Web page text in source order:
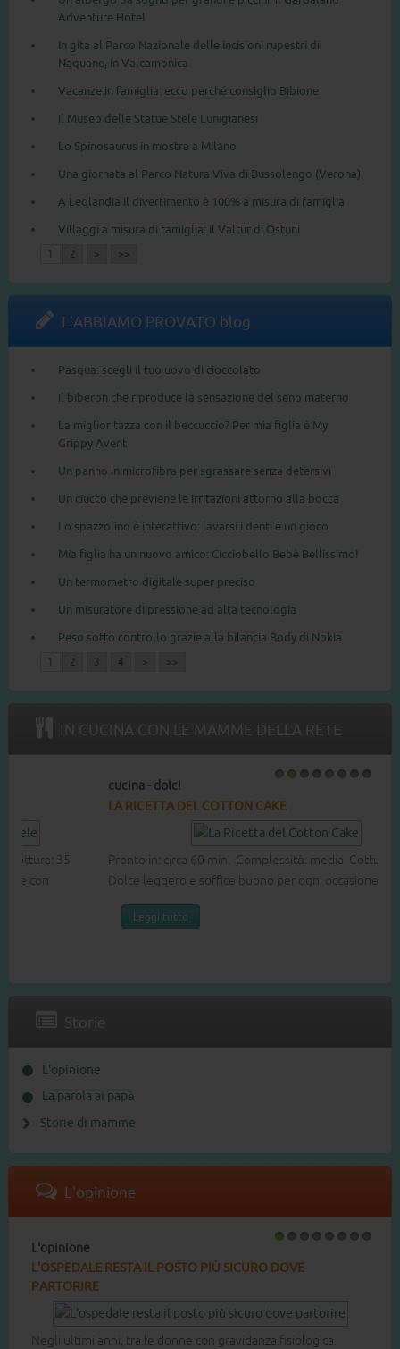
Adventure Hotel
In gita al Parco Nazionale delle incisioni rupestri di
Naquane, in Valcamonica
Vacanze in famiglia: ecco perché consiglio Bibione
Il Museo delle Statue Stele Lunigianesi
Lo Spinosaurus in mostra a Milano
Una giornata al Parco Natura Viva di Bussolengo (Verona)
A Leolandia il divertimento è 100% a misura di famiglia
Villaggi a misura di famiglia: il Valtur di Ostuni
1 2 > >>
L'ABBIAMO PROVATO blog
Pasqua: scegli il tuo uovo di cioccolato
Il biberon che riproduce la sensazione del seno materno
La miglior tazza con il beccuccio? Per mia figlia è My
Grippy Avent
Un panno in microfibra per sgrassare senza detersivi
Un ciucco che previene le irritazioni attorno alla bocca
Lo spazzolino è interattivo: lavarsi i denti è un gioco
Mia figlia ha un nuovo amico: Cicciobello Bebè Bellissimo!
Un termometro digitale super preciso
Un misuratore di pressione ad alta tecnologia
Peso sotto controllo grazie alla bilancia Body di Nokia
1 2 3 4 > >>
IN CUCINA CON LE MAMME DELLA RETE
LA RICETTA DEL COTTON CAKE
Pronto in: circa 60 min. Complessità: media Cottura: 40 min.
Dolce leggero e soffice buono per ogni occasione.
Storie
L'opinione
La parola ai papà
Storie di mamme
L'opinione
L'opinione
L'OSPEDALE RESTA IL POSTO PIÙ SICURO DOVE
PARTORIRE
Negli ultimi anni, tra le donne con gravidanza fisiologica